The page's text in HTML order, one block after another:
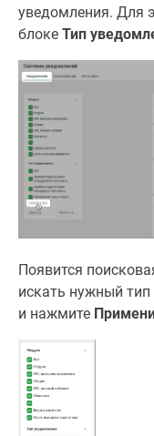
уведомления. Для
блоке Тип
Появится
искать нужный
и нажмите